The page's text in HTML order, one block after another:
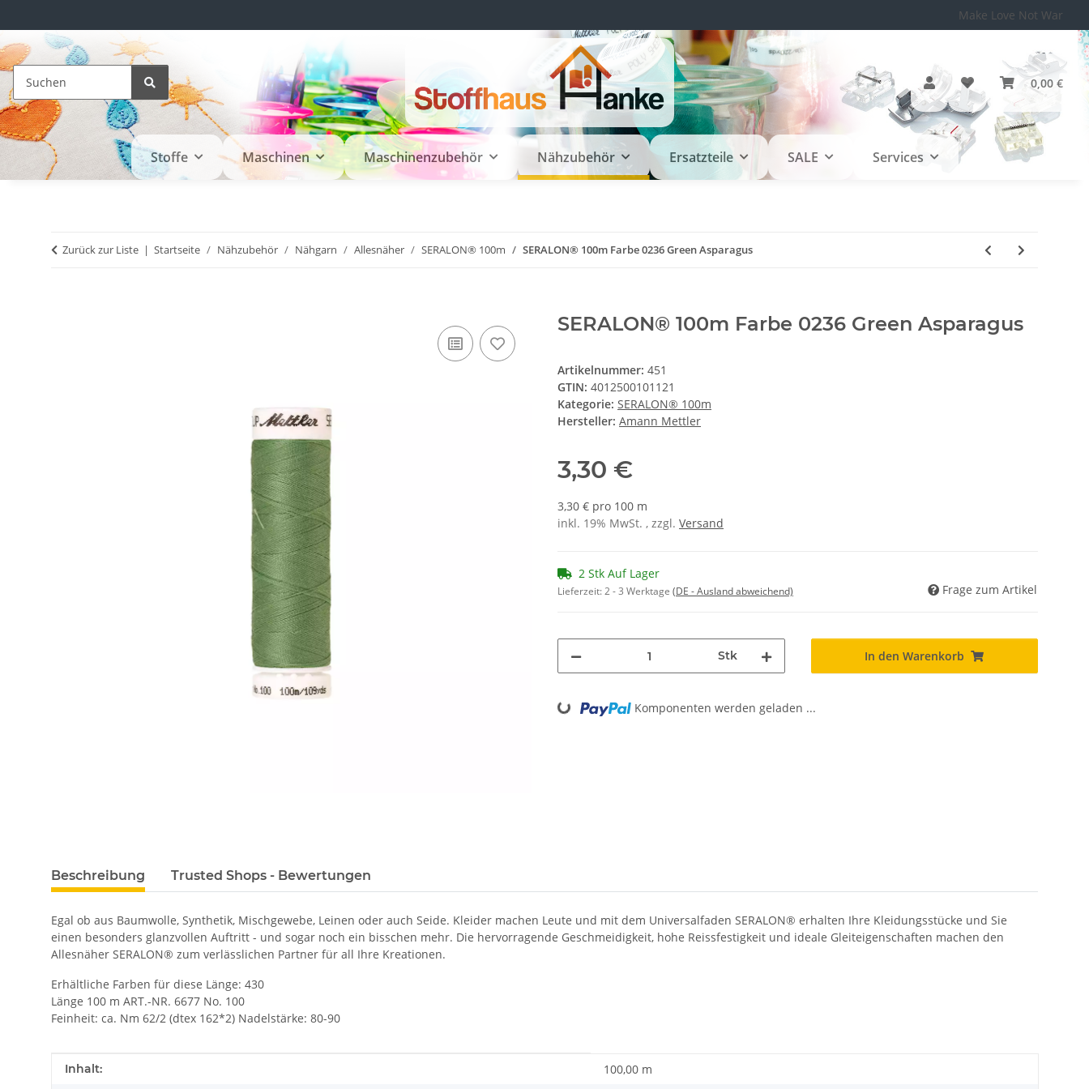
Make Love Not War
0,00 €
Stoffe Maschinen Maschinenzubehör Nähzubehör Ersatzteile SALE Services
Zurück zur Liste Startseite Nähzubehör Nähgarn Allesnäher SERALON® 100m SERALON® 100m Farbe 0236 Green Asparagus
SERALON® 100m Farbe 0236 Green Asparagus
Artikelnummer: 451
GTIN: 4012500101121
Kategorie: SERALON® 100m
Hersteller: Amann Mettler
3,30 €
3,30 € pro 100 m
inkl. 19% MwSt. , zzgl. Versand
2 Stk Auf Lager
Lieferzeit:2 - 3 Werktage (DE - Ausland abweichend) Frage zum Artikel
Stk In den Warenkorb
Loading... Komponenten werden geladen ...
Beschreibung Trusted Shops - Bewertungen
Egal ob aus Baumwolle, Synthetik, Mischgewebe, Leinen oder auch Seide. Kleider machen Leute und mit dem Universalfaden SERALON® erhalten Ihre Kleidungsstücke und Sie
einen besonders glanzvollen Auftritt - und sogar noch ein bisschen mehr. Die hervorragende Geschmeidigkeit, hohe Reissfestigkeit und ideale Gleiteigenschaften machen den
Allesnäher SERALON® zum verlässlichen Partner für all Ihre Kreationen.
Erhältliche Farben für diese Länge: 430
Länge 100 m ART.-NR. 6677 No. 100
Feinheit: ca. Nm 62/2 (dtex 162*2) Nadelstärke: 80-90
Produkteigenschaft
Wert
Inhalt: 100,00 m